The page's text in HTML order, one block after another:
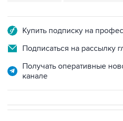
Купить подписку на
Подписаться на рассылку
Получать оперативные
канале